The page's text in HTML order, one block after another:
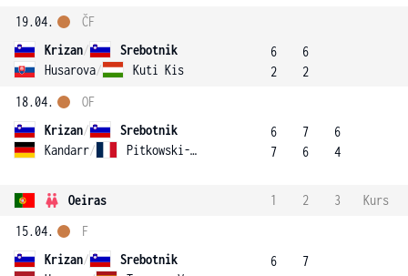
19.04.
Krizan/
Srebotnik
Husarova/ Kuti Kis
ČF
6
2
6
2
18.04.
Krizan/
Srebotnik
Kandarr/ Pitkowski-Malcor
OF
6
7
7
6
6
4
Oeiras 1 2 3
Kurs
15.04.
Krizan/
Srebotnik
F
6
7